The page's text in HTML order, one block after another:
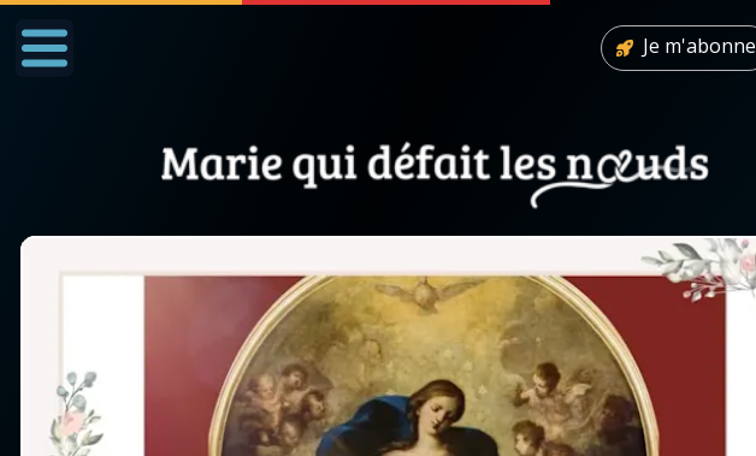
Nous soutenir À propos Facebook Infos légales
L'Évangile chaque jour
À la une
1000 Raisons de Croire
Chapelet pour le monde
Je m'abonne